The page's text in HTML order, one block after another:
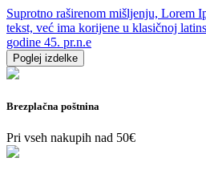
Suprotno raširenom mišljenju, Lorem
tekst, već ima korijene u klasičnoj
godine 45. pr.n.e
Poglej izdelke
Brezplačna poštnina
Pri vseh nakupih nad 50€